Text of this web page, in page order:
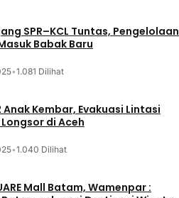
SPR–KCL Tuntas, Pengelolaan
Babak Baru
•1.081 Dilihat
Anak Kembar, Evakuasi Lintasi
di Aceh
•1.040 Dilihat
Mall Batam, Wamenpar :